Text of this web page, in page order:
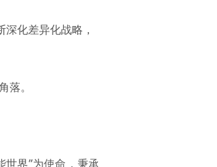
化差异化战略，
。
界”为使命，秉承